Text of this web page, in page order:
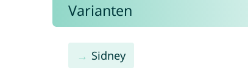
Varianten
Sidney